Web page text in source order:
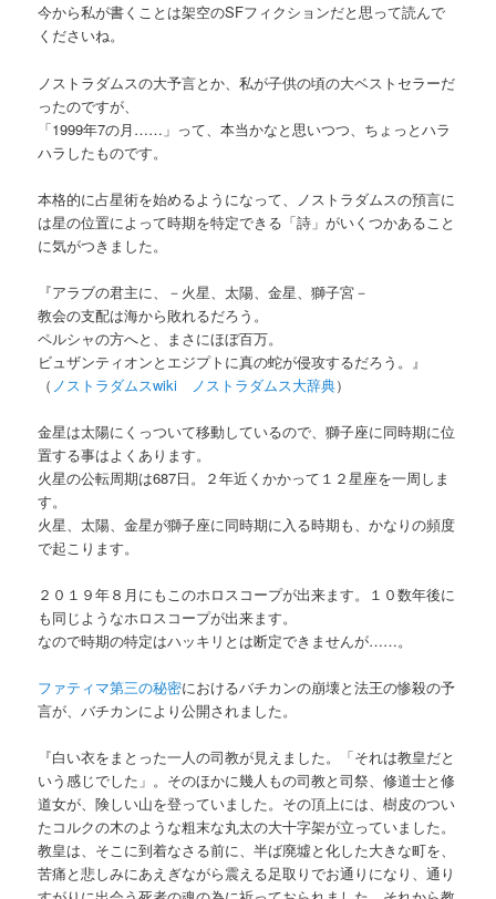
今から私が書くことは架空のSFフィクションだと思って読んで
くださいね。
ノストラダムスの大予言とか、私が子供の頃の大ベストセラーだ
ったのですが、
「1999年7の月……」って、本当かなと思いつつ、ちょっとハラ
ハラしたものです。
本格的に占星術を始めるようになって、ノストラダムスの預言に
は星の位置によって時期を特定できる「詩」がいくつかあること
に気がつきました。
『アラブの君主に、－火星、太陽、金星、獅子宮－
教会の支配は海から敗れるだろう。
ペルシャの方へと、まさにほぼ百万。
ビュザンティオンとエジプトに真の蛇が侵攻するだろう。』
（ ノストラダムスwiki ノストラダムス大辞典）
金星は太陽にくっついて移動しているので、獅子座に同時期に位
置する事はよくあります。
火星の公転周期は687日。２年近くかかって１２星座を一周しま
す。
火星、太陽、金星が獅子座に同時期に入る時期も、かなりの頻度
で起こります。
２０１９年８月にもこのホロスコープが出来ます。１０数年後に
も同じようなホロスコープが出来ます。
なので時期の特定はハッキリとは断定できませんが……。
ファティマ第三の秘密におけるバチカンの崩壊と法王の惨殺の予
言が、バチカンにより公開されました。
『白い衣をまとった一人の司教が見えました。「それは教皇だと
いう感じでした」。そのほかに幾人もの司教と司祭、修道士と修
道女が、険しい山を登っていました。その頂上には、樹皮のつい
たコルクの木のような粗末な丸太の大十字架が立っていました。
教皇は、そこに到着なさる前に、半ば廃墟と化した大きな町を、
苦痛と悲しみにあえぎながら震える足取りでお通りになり、通り